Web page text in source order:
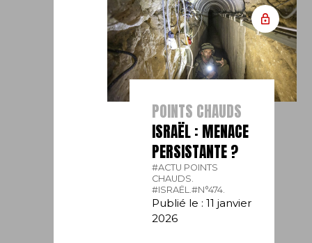
POINTS CHAUDS
ISRAËL : MENACE
PERSISTANTE ?
#ACTU POINTS
CHAUDS.
#ISRAËL. #N°474.
Publié le : 11 janvier
2026